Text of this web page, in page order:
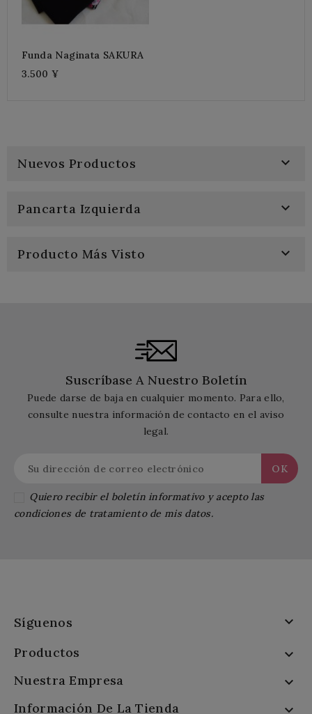
Funda Naginata SAKURA
3.500 ¥
Nuevos Productos 
Pancarta Izquierda 
Producto Más Visto 
Suscríbase A Nuestro Boletín
Puede darse de baja en cualquier momento. Para ello,
consulte nuestra información de contacto en el aviso
legal.
Quiero recibir el boletín informativo y acepto las
condiciones de tratamiento de mis datos.
Síguenos 
Productos 
Nuestra Empresa 
Información De La Tienda 